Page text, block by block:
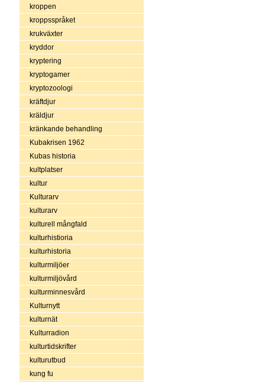
kroppen
kroppsspråket
krukväxter
kryddor
kryptering
kryptogamer
kryptozoologi
kräftdjur
kräldjur
kränkande behandling
Kubakrisen 1962
Kubas historia
kultplatser
kultur
Kulturarv
kulturarv
kulturell mångfald
kulturhistioria
kulturhistoria
kulturmiljöer
kulturmiljövård
kulturminnesvård
Kulturnytt
kulturnät
Kulturradion
kulturtidskrifter
kulturutbud
kung fu